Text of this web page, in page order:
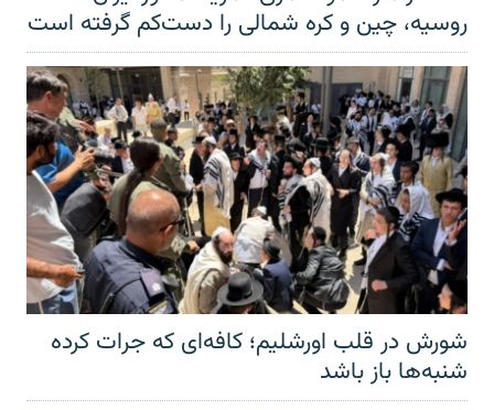
روسیه، چین و کره شمالی را دست‌کم گرفته است
شورش در قلب اورشلیم؛ کافه‌ای که جرات کرده
شنبه‌ها باز باشد